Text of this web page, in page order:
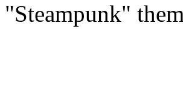
"Steampunk"